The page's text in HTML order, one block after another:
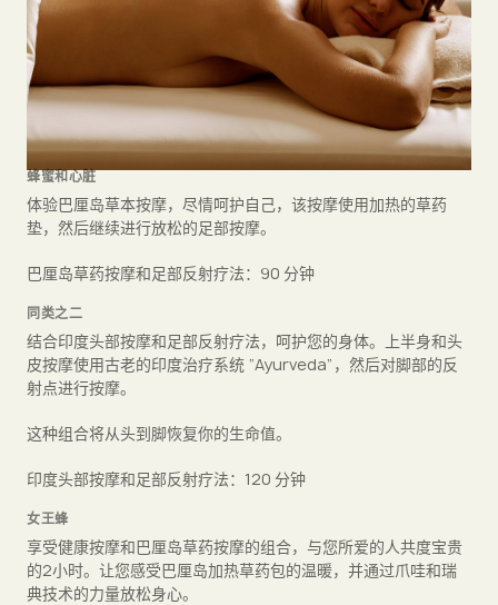
蜂蜜和心脏
体验巴厘岛草本按摩，尽情呵护自己，该按摩使用加热的草药
垫，然后继续进行放松的足部按摩。
巴厘岛草药按摩和足部反射疗法：90 分钟
同类之二
结合印度头部按摩和足部反射疗法，呵护您的身体。上半身和头
皮按摩使用古老的印度治疗系统 “Ayurveda”，然后对脚部的反
射点进行按摩。
这种组合将从头到脚恢复你的生命值。
印度头部按摩和足部反射疗法：120 分钟
女王蜂
享受健康按摩和巴厘岛草药按摩的组合，与您所爱的人共度宝贵
的2小时。让您感受巴厘岛加热草药包的温暖，并通过爪哇和瑞
典技术的力量放松身心。